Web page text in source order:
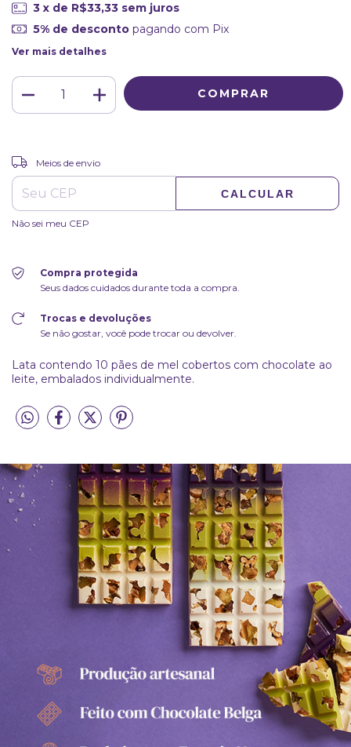
3x de R$33,33sem juros
5% de descontopagando com Pix
Ver mais detalhes
Entregas para o CEP:
Meios de envio
CALCULAR
Não sei meu CEP
Compra protegida
Seus dados cuidados durante toda a compra.
Trocas e devoluções
Se não gostar, você pode trocar ou devolver.
Lata contendo 10 pães de mel cobertos com chocolate ao
leite, embalados individualmente.